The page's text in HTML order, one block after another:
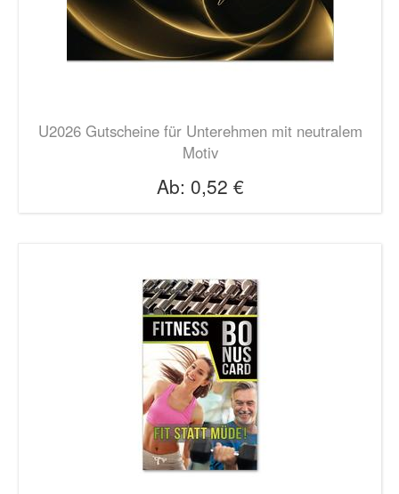
U2026 Gutscheine für Unterehmen mit neutralem
Motiv
Ab: 0,52 €